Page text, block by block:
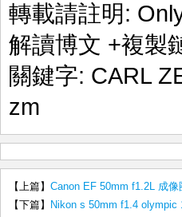
轉載請註明:
解讀博文 +複製
關鍵字: CARL
zm
【上篇】 Canon EF 50mm f1.2L 成像
【下篇】
Nikon s 50mm f1.4 olympic